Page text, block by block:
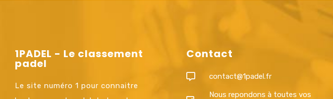
1PADEL - Le classement
padel
Le site numéro 1 pour connaitre
Contact
contact@1padel.fr
Nous repondons à toutes vos